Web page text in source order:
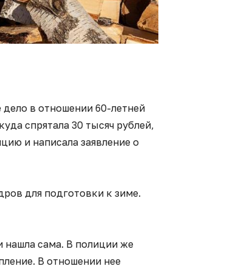
в отношении 60-летней
спрятала 30 тысяч рублей,
и написала заявление о
для подготовки к зиме.
нашла сама. В полиции же
В отношении нее